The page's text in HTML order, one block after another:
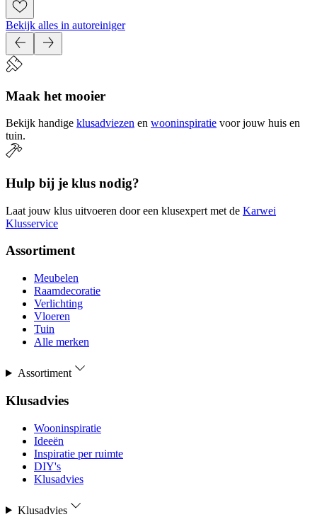
Bekijk alles in autoreiniger
Maak het mooier
Bekijk handige klusadviezen en wooninspiratie voor jouw huis en
tuin.
Hulp bij je klus nodig?
Laat jouw klus uitvoeren door een klusexpert met de Karwei
Klusservice
Assortiment
Meubelen
Raamdecoratie
Verlichting
Vloeren
Tuin
Alle merken
Assortiment
Klusadvies
Wooninspiratie
Ideeën
Inspiratie per ruimte
DIY's
Klusadvies
Klusadvies